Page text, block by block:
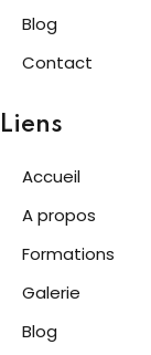
Blog
Contact
Liens
Accueil
A propos
Formations
Galerie
Blog